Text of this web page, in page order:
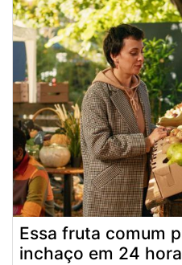
Essa fruta comum
inchaço em 24